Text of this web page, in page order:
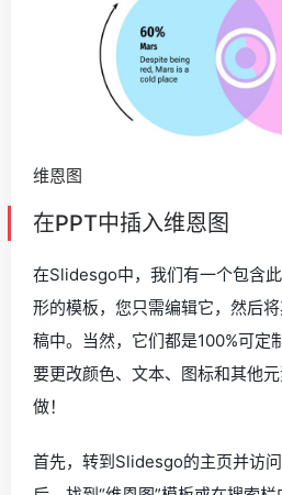
维恩图
在PPT中插入维恩图
在Slidesgo中，我们有一个包含
形的模板，您只需编辑它，然后
稿中。当然，它们都是100%可定
要更改颜色、文本、图标和其他
做！
首先，转到Slidesgo的主页并访